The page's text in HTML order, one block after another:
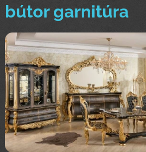
bútor garnitúra